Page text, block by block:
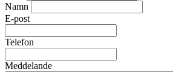
Namn
E-post
Telefon
Meddelande